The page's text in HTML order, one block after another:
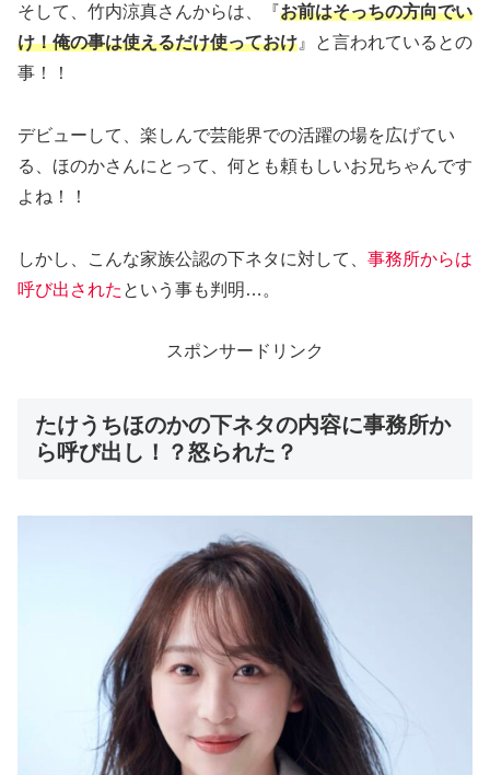
そして、竹内涼真さんからは、『お前はそっちの方向でい
け！俺の事は使えるだけ使っておけ 』と言われているとの
事！！
デビューして、楽しんで芸能界での活躍の場を広げてい
る、ほのかさんにとって、何とも頼もしいお兄ちゃんです
よね！！
しかし、こんな家族公認の下ネタに対して、 事務所からは
呼び出された という事も判明…。
スポンサードリンク
たけうちほのかの下ネタの内容に事務所か
ら呼び出し！？怒られた？